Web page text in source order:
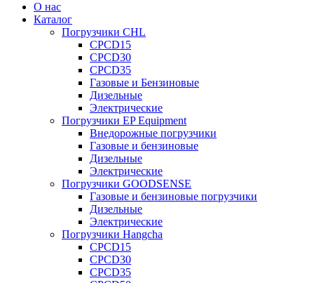
О нас
Каталог
Погрузчики CHL
CPCD15
CPCD30
CPCD35
Газовые и Бензиновые
Дизельные
Электрические
Погрузчики EP Equipment
Внедорожные погрузчики
Газовые и бензиновые
Дизельные
Электрические
Погрузчики GOODSENSE
Газовые и бензиновые погрузчики
Дизельные
Электрические
Погрузчики Hangcha
CPCD15
CPCD30
CPCD35